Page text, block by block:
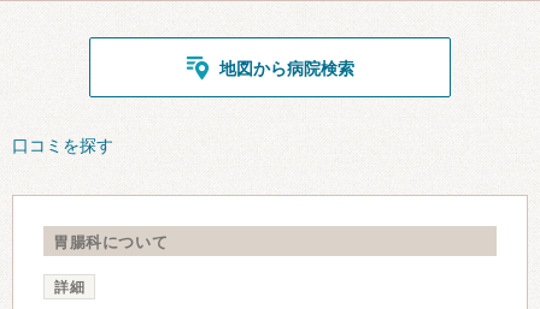
地図から病院検索
口コミを探す
胃腸科について
詳細